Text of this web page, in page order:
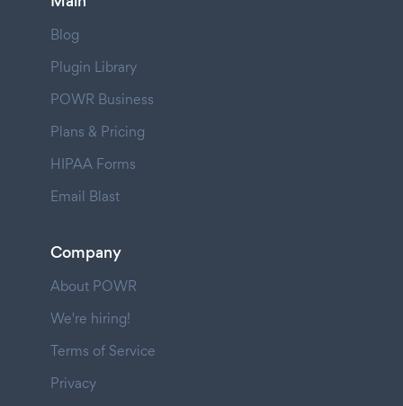
Blog
Plugin Library
POWR Business
Plans & Pricing
HIPAA Forms
Email Blast
Company
About POWR
We're hiring!
Terms of Service
Privacy